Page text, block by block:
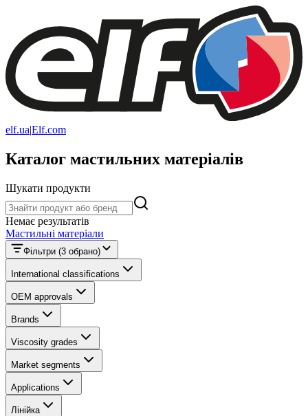
elf.ua|Elf.com
Каталог мастильних матеріалів
Шукати продукти
Шукати продукти
Немає результатів
Мастильні матеріали
Фільтри (3 обрано)
International classifications
OEM approvals
Brands
Viscosity grades
Market segments
Applications
Лінійка